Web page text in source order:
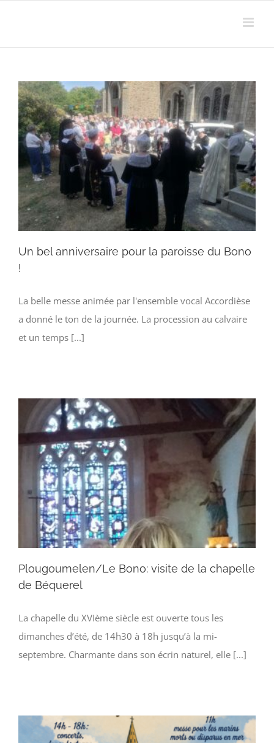
contenu
Un bel anniversaire pour la paroisse du Bono
!
La belle messe animée par l'ensemble vocal Accordièse
a donné le ton de la journée. La procession au calvaire
et un temps [...]
Plougoumelen/Le Bono: visite de la chapelle
de Béquerel
La chapelle du XVIème siècle est ouverte tous les
dimanches d’été, de 14h30 à 18h jusqu’à la mi-
septembre. Charmante dans son écrin naturel, elle [...]